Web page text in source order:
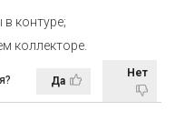
контуре;
коллекторе.
Да
Нет